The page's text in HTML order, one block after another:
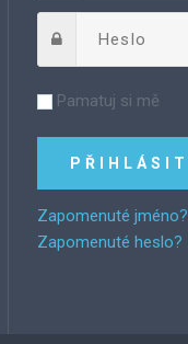
Pamatuj si mě
Zapomenuté jméno?
Zapomenuté heslo?